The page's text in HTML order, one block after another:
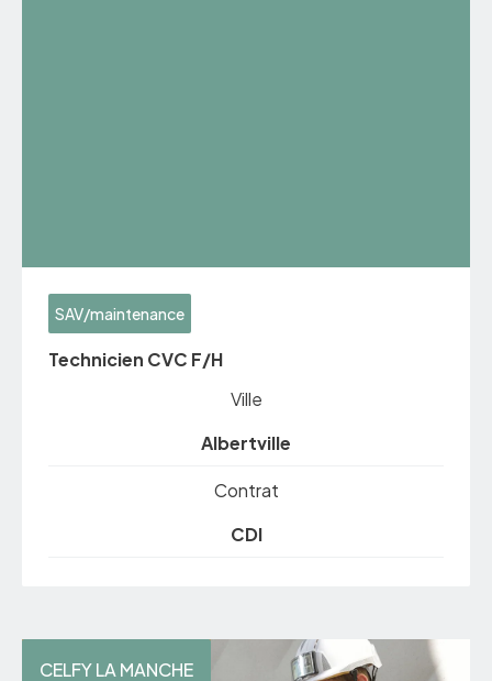
SAV/maintenance
Technicien CVC F/H
Ville
Albertville
Contrat
CDI
CELFY LA MANCHE